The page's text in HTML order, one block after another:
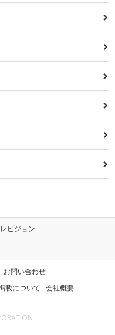
ビジョン
お問い合わせ
載について 会社概要